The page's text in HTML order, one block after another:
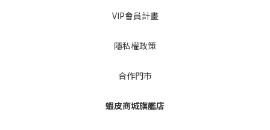
VIP會員計畫
隱私權政策
合作門市
蝦皮商城旗艦店